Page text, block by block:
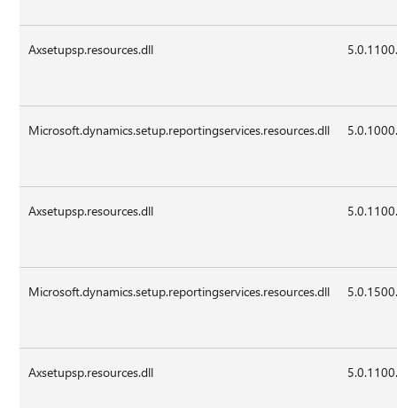
Axsetupsp.resources.dll
Microsoft.dynamics.setup.reportingservices.resources.dll
Axsetupsp.resources.dll
Microsoft.dynamics.setup.reportingservices.resources.dll
Axsetupsp.resources.dll